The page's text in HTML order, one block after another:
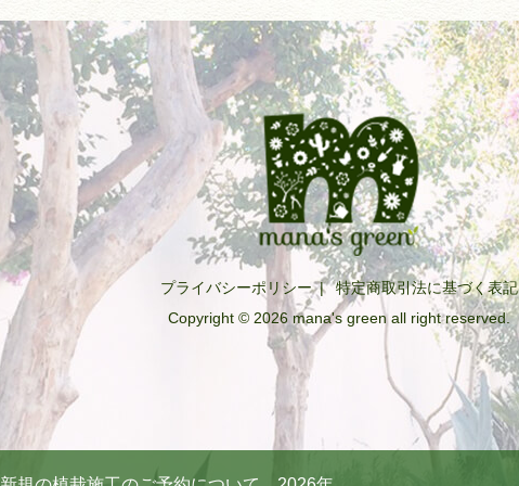
プライバシーポリシー|特定商取引法に基づく表記
Copyright © 2026 mana's green all right reserved.